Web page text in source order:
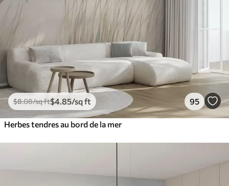
$8.08/sq ft$4 .85/sq ft 95
Herbes tendres au bord de la mer